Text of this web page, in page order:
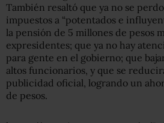
También resaltó que ya no se
impuestos a “potentados e
la pensión de 5 millones de pesos
expresidentes; que ya no hay
para gente en el gobierno; que
altos funcionarios, y que se
publicidad oficial, logrando un
de pesos.